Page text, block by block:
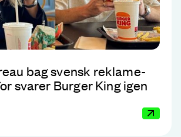
bag svensk reklame-
svarer Burger King igen